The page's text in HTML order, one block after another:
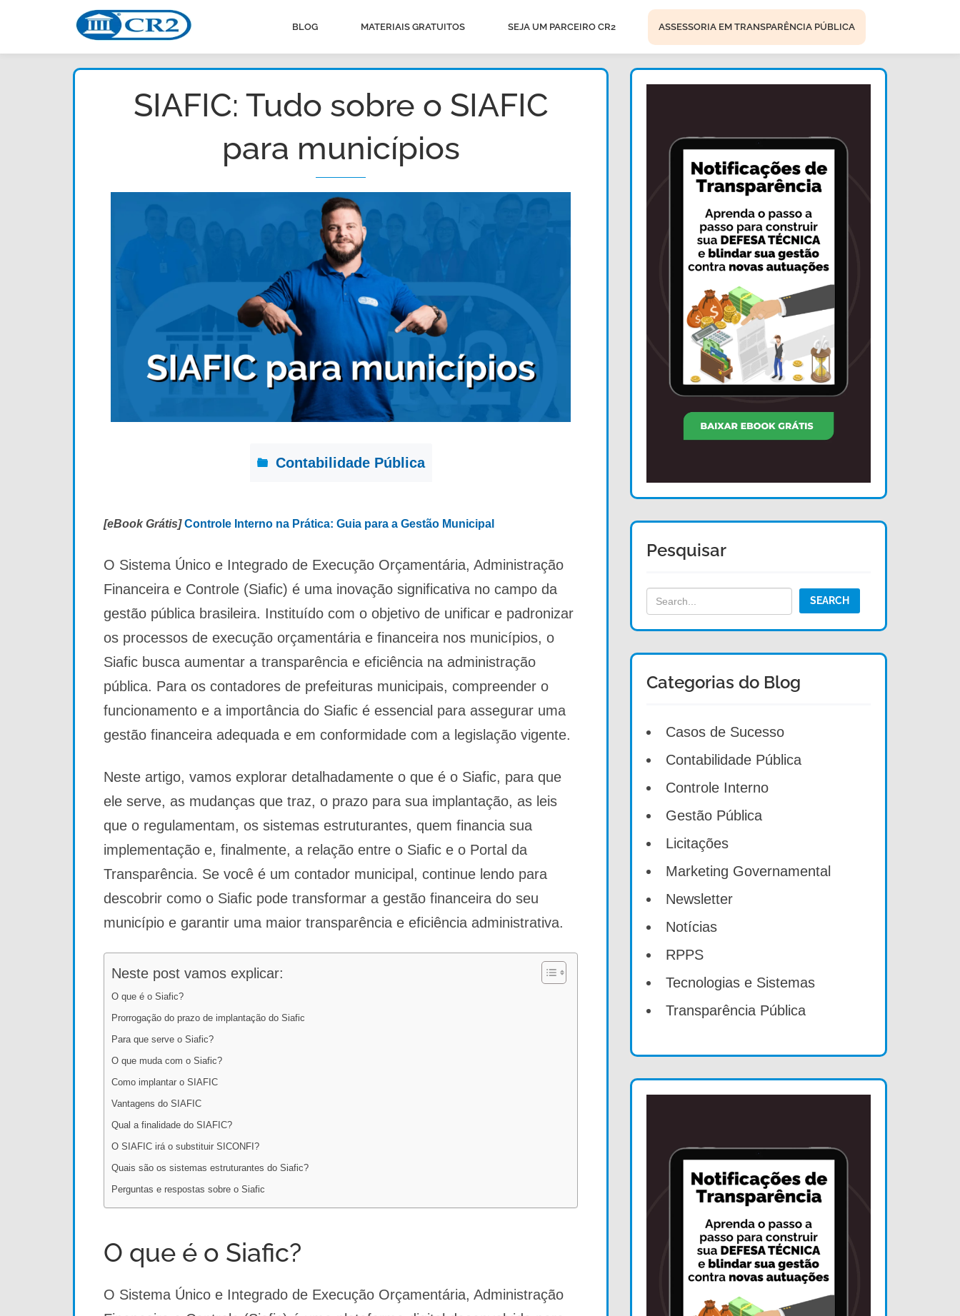
BLOG MATERIAIS GRATUITOS SEJA UM PARCEIRO CR2 ASSESSORIA EM TRANSPARÊNCIA PÚBLICA
SIAFIC: Tudo sobre o SIAFIC
para municípios
Contabilidade Pública
[eBook Grátis]Controle Interno na Prática: Guia para a Gestão Municipal
O Sistema Único e Integrado de Execução Orçamentária, Administração
Financeira e Controle (Siafic) é uma inovação significativa no campo da
gestão pública brasileira. Instituído com o objetivo de unificar e padronizar
os processos de execução orçamentária e financeira nos municípios, o
Siafic busca aumentar a transparência e eficiência na administração
pública. Para os contadores de prefeituras municipais, compreender o
funcionamento e a importância do Siafic é essencial para assegurar uma
gestão financeira adequada e em conformidade com a legislação vigente.
Neste artigo, vamos explorar detalhadamente o que é o Siafic, para que
ele serve, as mudanças que traz, o prazo para sua implantação, as leis
que o regulamentam, os sistemas estruturantes, quem financia sua
implementação e, finalmente, a relação entre o Siafic e o Portal da
Transparência. Se você é um contador municipal, continue lendo para
descobrir como o Siafic pode transformar a gestão financeira do seu
município e garantir uma maior transparência e eficiência administrativa.
Neste post vamos explicar:
O que é o Siafic?
Prorrogação do prazo de implantação do Siafic
Para que serve o Siafic?
O que muda com o Siafic?
Como implantar o SIAFIC
Vantagens do SIAFIC
Qual a finalidade do SIAFIC?
O SIAFIC irá o substituir SICONFI?
Quais são os sistemas estruturantes do Siafic?
Perguntas e respostas sobre o Siafic
O que é o Siafic?
O Sistema Único e Integrado de Execução Orçamentária, Administração
Pesquisar
Categorias do Blog
Casos de Sucesso
Contabilidade Pública
Controle Interno
Gestão Pública
Licitações
Marketing Governamental
Newsletter
Notícias
RPPS
Tecnologias e Sistemas
Transparência Pública